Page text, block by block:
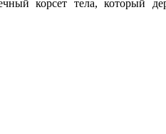
корсет тела, который